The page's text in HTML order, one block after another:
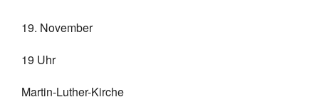
19. November
19 Uhr
Martin-Luther-Kirche